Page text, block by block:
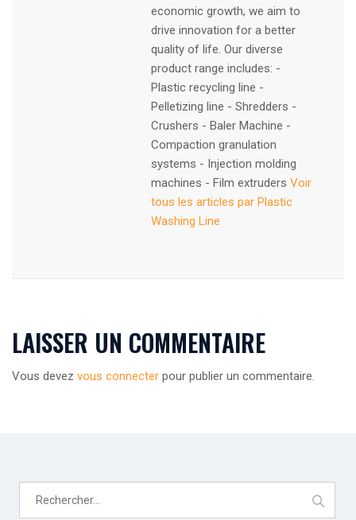
economic growth, we aim to
drive innovation for a better
quality of life. Our diverse
product range includes: -
Plastic recycling line -
Pelletizing line - Shredders -
Crushers - Baler Machine -
Compaction granulation
systems - Injection molding
machines - Film extruders Voir
tous les articles par Plastic
Washing Line
LAISSER UN COMMENTAIRE
Vous devez vous connecter pour publier un commentaire.